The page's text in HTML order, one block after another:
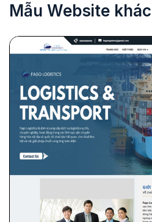
Mẫu Website khác